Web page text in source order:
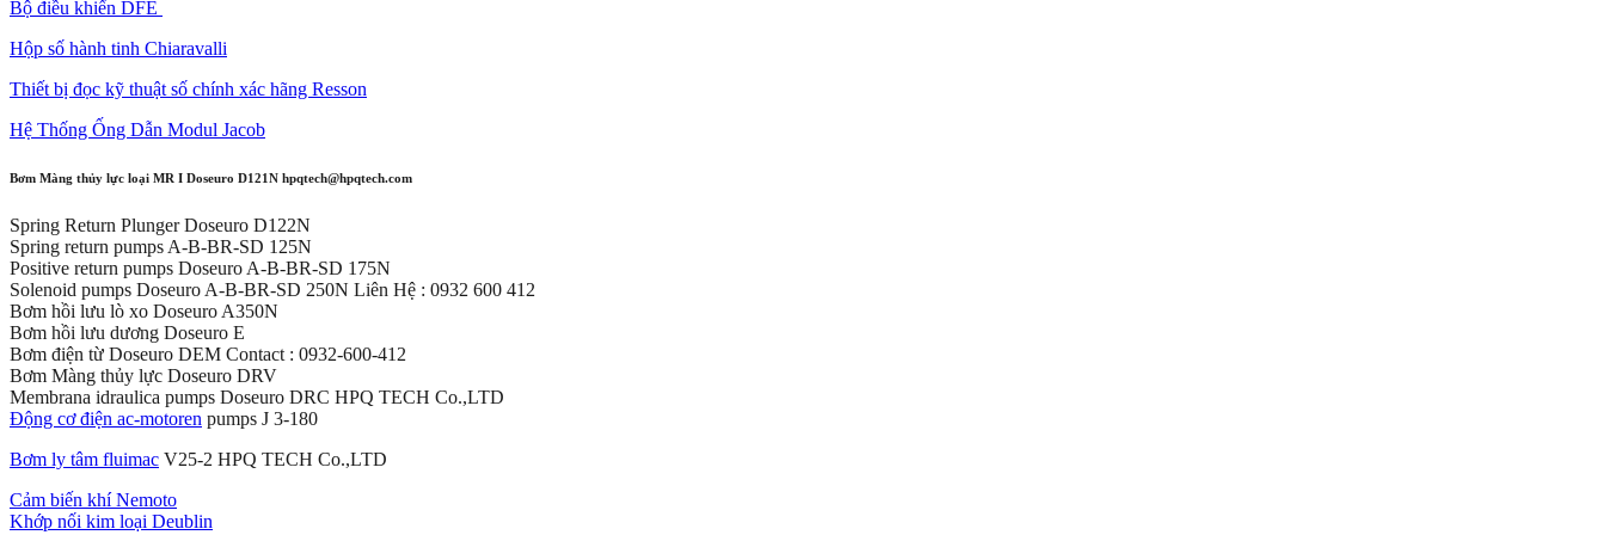
Bộ điều khiển DFE
Hộp số hành tinh Chiaravalli
Thiết bị đọc kỹ thuật số chính xác hãng Resson
Hệ Thống Ống Dẫn Modul Jacob
Bơm Màng thủy lực loại MR I Doseuro D121N hpqtech@hpqtech.com
Spring Return Plunger Doseuro D122N
Spring return pumps A-B-BR-SD 125N
Positive return pumps Doseuro A-B-BR-SD 175N
Solenoid pumps Doseuro A-B-BR-SD 250N Liên Hệ : 0932 600 412
Bơm hồi lưu lò xo Doseuro A350N
Bơm hồi lưu dương Doseuro E
Bơm điện từ Doseuro DEM Contact : 0932-600-412
Bơm Màng thủy lực Doseuro DRV
Membrana idraulica pumps Doseuro DRC HPQ TECH Co.,LTD
Động cơ điện ac-motoren pumps J 3-180
Bơm ly tâm fluimac V25-2 HPQ TECH Co.,LTD
Cảm biến khí Nemoto
Khớp nối kim loại Deublin